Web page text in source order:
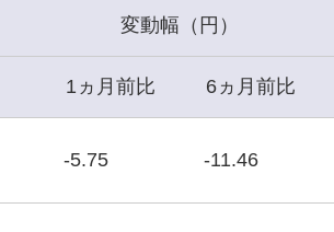
変動幅（円）
1ヵ月前比 6ヵ月前比
-5.75 -11.46